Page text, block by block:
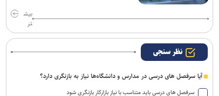
بیش
تر
نظر سنجی
آیا سرفصل های درسی در مدارس و دانشگاه‌ها نیاز به بازنگری دارد؟
سرفصل های درسی باید متناسب با نیاز بازارکار بازنگری شود